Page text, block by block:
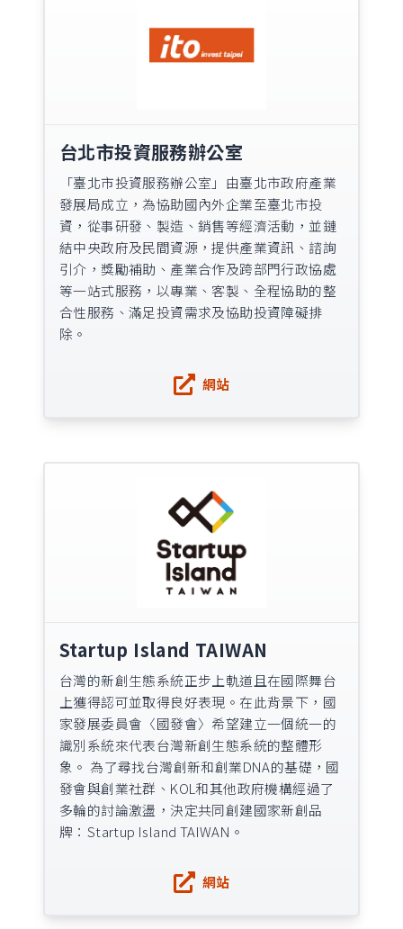
台北市投資服務辦公室
「臺北市投資服務辦公室」由臺北市政府產業
發展局成立，為協助國內外企業至臺北市投
資，從事研發、製造、銷售等經濟活動，並鏈
結中央政府及民間資源，提供產業資訊、諮詢
引介，獎勵補助、產業合作及跨部門行政協處
等一站式服務，以專業、客製、全程協助的整
合性服務、滿足投資需求及協助投資障礙排
除。
網站
Startup Island TAIWAN
台灣的新創生態系統正步上軌道且在國際舞台
上獲得認可並取得良好表現。在此背景下，國
家發展委員會〈國發會〉希望建立一個統一的
識別系統來代表台灣新創生態系統的整體形
象。 為了尋找台灣創新和創業DNA的基礎，國
發會與創業社群、KOL和其他政府機構經過了
多輪的討論激盪，決定共同創建國家新創品
牌：Startup Island TAIWAN。
網站